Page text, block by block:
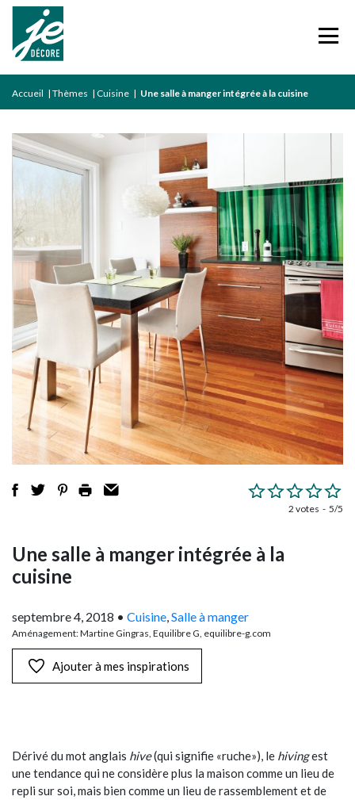
Accueil | Thèmes | Cuisine | Une salle à manger intégrée à la cuisine
2 votes 5/5
Une salle à manger intégrée à la
cuisine
septembre 4, 2018 • Cuisine,Salle à manger
Aménagement: Martine Gingras, Equilibre G, equilibre-g.com
Ajouter à mes inspirations
Dérivé du mot anglais hive(qui signifie «ruche»), le hivingest
une tendance qui ne considère plus la maison comme un lieu de
repli sur soi, mais bien comme un lieu de rassemblement et de